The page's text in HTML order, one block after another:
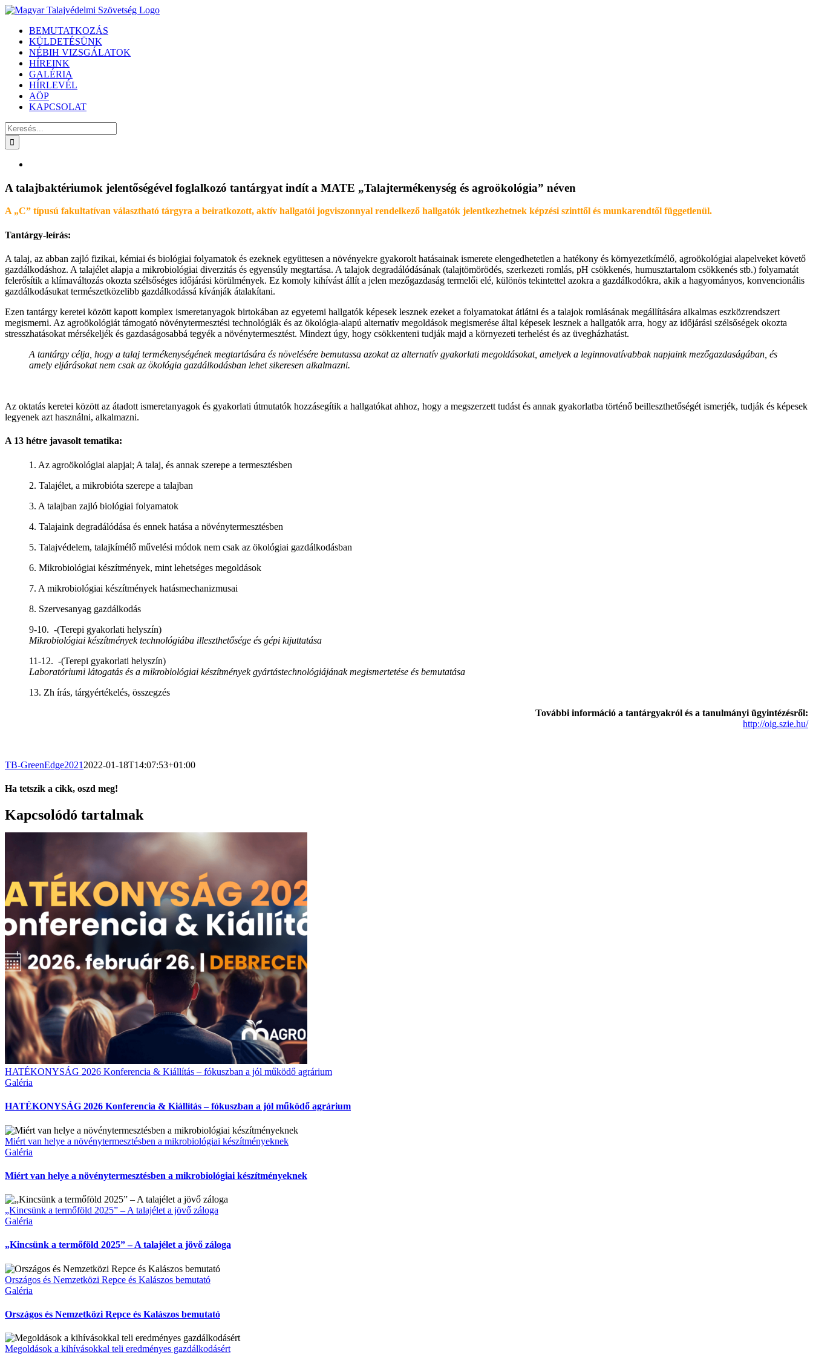
Kihagyás
BEMUTATKOZÁS
KÜLDETÉSÜNK
NÉBIH VIZSGÁLATOK
HÍREINK
GALÉRIA
HÍRLEVÉL
AÖP
KAPCSOLAT
Keresés...
Image
A talajbaktériumok jelentőségével foglalkozó tantárgyat indít a MATE „Talajtermékenység és agroökológia” néven
A „C” típusú fakultatívan választható tárgyra a beiratkozott, aktív hallgatói jogviszonnyal rendelkező hallgatók jelentkezhetnek képzési szinttől és munkarendtől függetlenül.
Tantárgy-leírás:
A talaj, az abban zajló fizikai, kémiai és biológiai folyamatok és ezeknek együttesen a növényekre gyakorolt hatásainak ismerete elengedhetetlen a hatékony és környezetkímélő, agroökológiai alapelveket követő
gazdálkodáshoz. A talajélet alapja a mikrobiológiai diverzitás és egyensúly megtartása. A talajok degradálódásának (talajtömörödés, szerkezeti romlás, pH csökkenés, humusztartalom csökkenés stb.) folyamatát
felerősítik a klímaváltozás okozta szélsőséges időjárási körülmények. Ez komoly kihívást állít a jelen mezőgazdaság termelői elé, különös tekintettel azokra a gazdálkodókra, akik a hagyományos, konvencionális
gazdálkodásukat természetközelibb gazdálkodássá kívánják átalakítani.
Ezen tantárgy keretei között kapott komplex ismeretanyagok birtokában az egyetemi hallgatók képesek lesznek ezeket a folyamatokat átlátni és a talajok romlásának megállítására alkalmas eszközrendszert
megismerni. Az agroökológiát támogató növénytermesztési technológiák és az ökológia-alapú alternatív megoldások megismerése által képesek lesznek a hallgatók arra, hogy az időjárási szélsőségek okozta
stresszhatásokat mérsékeljék és gazdaságosabbá tegyék a növénytermesztést. Mindezt úgy, hogy csökkenteni tudják majd a környezeti terhelést és az üvegházhatást.
A tantárgy célja, hogy a talaj termékenységének megtartására és növelésére bemutassa azokat az alternatív gyakorlati megoldásokat, amelyek a leginnovatívabbak napjaink mezőgazdaságában, és
amely eljárásokat nem csak az ökológia gazdálkodásban lehet sikeresen alkalmazni.
Az oktatás keretei között az átadott ismeretanyagok és gyakorlati útmutatók hozzásegítik a hallgatókat ahhoz, hogy a megszerzett tudást és annak gyakorlatba történő beilleszthetőségét ismerjék, tudják és képesek
legyenek azt használni, alkalmazni.
A 13 hétre javasolt tematika:
1. Az agroökológiai alapjai; A talaj, és annak szerepe a termesztésben
2. Talajélet, a mikrobióta szerepe a talajban
3. A talajban zajló biológiai folyamatok
4. Talajaink degradálódása és ennek hatása a növénytermesztésben
5. Talajvédelem, talajkímélő művelési módok nem csak az ökológiai gazdálkodásban
6. Mikrobiológiai készítmények, mint lehetséges megoldások
7. A mikrobiológiai készítmények hatásmechanizmusai
8. Szervesanyag gazdálkodás
9-10. -(Terepi gyakorlati helyszín)
Mikrobiológiai készítmények technológiába illeszthetősége és gépi kijuttatása
11-12. -(Terepi gyakorlati helyszín)
Laboratóriumi látogatás és a mikrobiológiai készítmények gyártástechnológiájának megismertetése és bemutatása
13. Zh írás, tárgyértékelés, összegzés
További információ a tantárgyakról és a tanulmányi ügyintézésről:
http://oig.szie.hu/
TB-GreenEdge2021 2022-01-18T14:07:53+01:00
Ha tetszik a cikk, oszd meg!
Facebook
X
Tumblr
Pinterest
Kapcsolódó tartalmak
HATÉKONYSÁG 2026 Konferencia & Kiállítás – fókuszban a jól működő agrárium
Galéria
HATÉKONYSÁG 2026 Konferencia & Kiállítás – fókuszban a jól működő agrárium
Miért van helye a növénytermesztésben a mikrobiológiai készítményeknek
Galéria
Miért van helye a növénytermesztésben a mikrobiológiai készítményeknek
„Kincsünk a termőföld 2025” – A talajélet a jövő záloga
Galéria
„Kincsünk a termőföld 2025” – A talajélet a jövő záloga
Országos és Nemzetközi Repce és Kalászos bemutató
Galéria
Országos és Nemzetközi Repce és Kalászos bemutató
Megoldások a kihívásokkal teli eredményes gazdálkodásért